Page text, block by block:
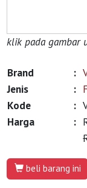
klik pada gambar
Brand :
Jenis
:
Kode
:
Harga
:
beli barang ini